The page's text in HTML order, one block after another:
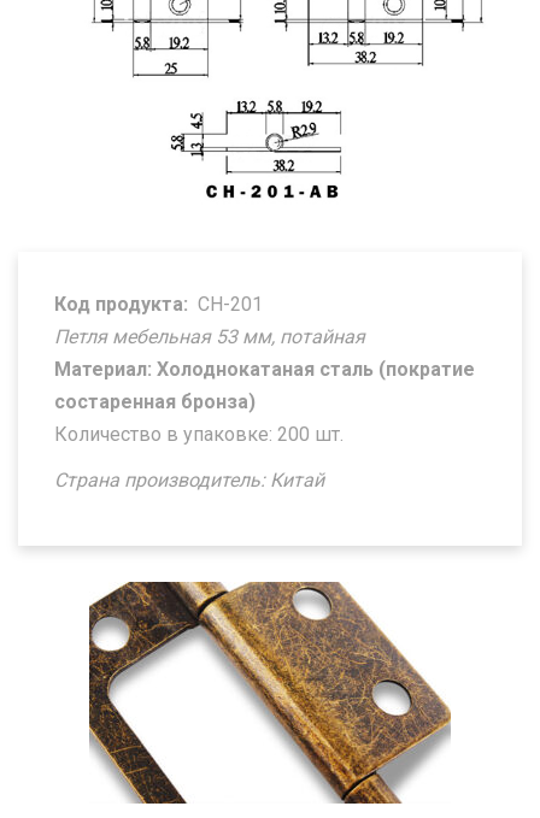
Код продукта: CH-201
Петля мебельная 53 мм, потайная
Материал: Холоднокатаная сталь (пократие
состаренная бронза)
Количество в упаковке: 200 шт.
Страна производитель: Китай